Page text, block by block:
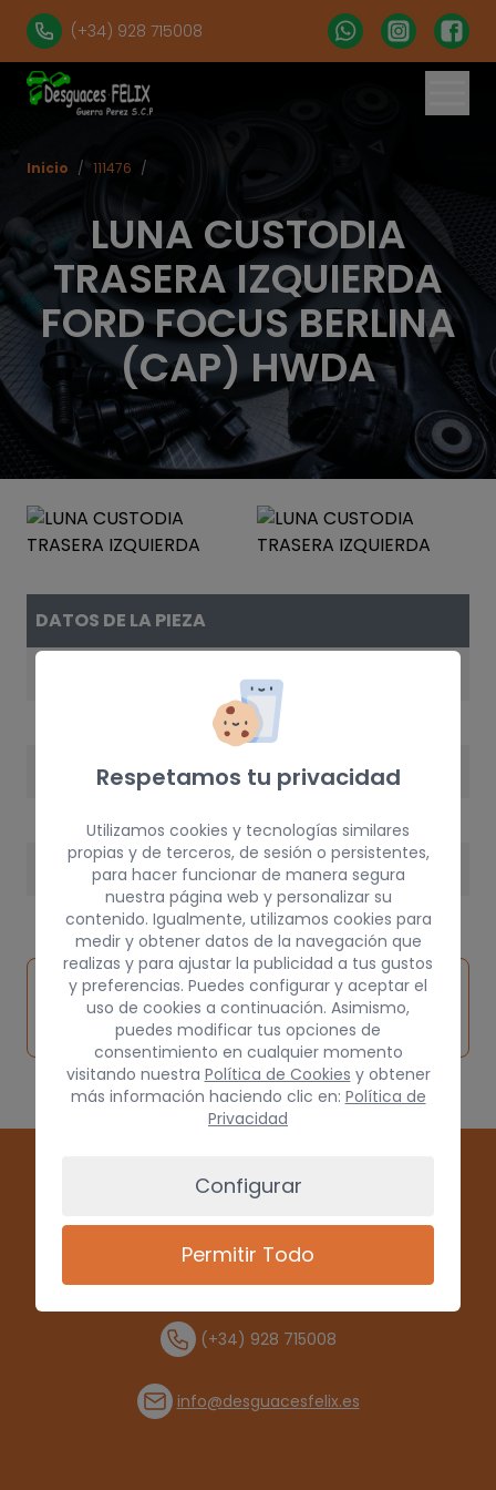
(+34) 928 715008
LUNA CUSTODIA
TRASERA IZQUIERDA
FORD FOCUS BERLINA
(CAP) HWDA
Inicio / 111476 /
DATOS DE LA PIEZA
PESO
Inspeccionar
vehículo de
Solicitar
pieza
Consultar
por
(+34) 928 715008
info@desguacesfelix.es
Respetamos tu privacidad
Utilizamos cookies y tecnologías similares
propias y de terceros, de sesión o persistentes,
para hacer funcionar de manera segura
nuestra página web y personalizar su
contenido. Igualmente, utilizamos cookies para
medir y obtener datos de la navegación que
realizas y para ajustar la publicidad a tus gustos
y preferencias. Puedes configurar y aceptar el
uso de cookies a continuación. Asimismo,
puedes modificar tus opciones de
consentimiento en cualquier momento
visitando nuestra Política de Cookies y obtener
más información haciendo clic en: Política de
Privacidad
Configurar
Permitir Todo